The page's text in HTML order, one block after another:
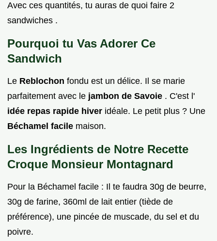
Avec ces quantités, tu auras de quoi faire 2
sandwiches .
Pourquoi tu Vas Adorer Ce
Sandwich
Le Reblochon fondu est un délice. Il se marie
parfaitement avec le jambon de Savoie . C'est l'
idée repas rapide hiver idéale. Le petit plus ? Une
Béchamel facile maison.
Les Ingrédients de Notre Recette
Croque Monsieur Montagnard
Pour la Béchamel facile : Il te faudra 30g de beurre,
30g de farine, 360ml de lait entier (tiède de
préférence), une pincée de muscade, du sel et du
poivre.